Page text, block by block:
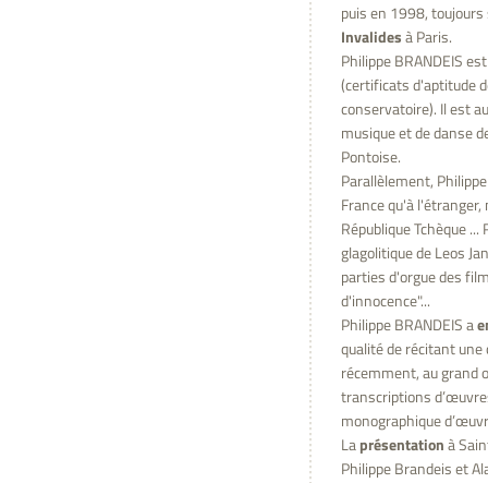
puis en 1998,
Invalidesà Paris.
Philippe BRANDEIS
(certificats d'aptitude
conservatoire). Il est
musique et de danse
Pontoise.
Parallèlement,
France qu'à
République Tchèque
glagolitique de Leos
parties d'orgue des
d'innocence"...
Philippe BRANDEIS a
qualité de récitant
récemment, au grand
transcriptions
monographique
Laprésentationà
Philippe Brandeis et